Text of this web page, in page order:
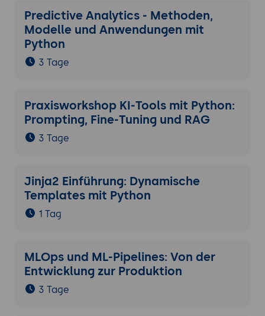
Predictive Analytics - Methoden,
Modelle und Anwendungen mit
Python
3 Tage
Praxisworkshop KI-Tools mit Python:
Prompting, Fine-Tuning und RAG
3 Tage
Jinja2 Einführung: Dynamische
Templates mit Python
1 Tag
MLOps und ML-Pipelines: Von der
Entwicklung zur Produktion
3 Tage